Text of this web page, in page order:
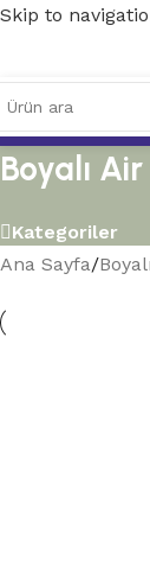
Skip to
Boyalı
Kategoriler
Ana Sayfa/